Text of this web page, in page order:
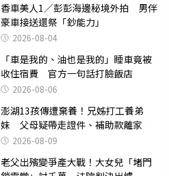
香車美人1／彭彭海邊秘境外拍 男伴
豪車接送還祭「鈔能力」
2026-08-04
「車是我的、油也是我的」睡車竟被
收住宿費 官方一句話打臉飯店
2026-08-06
澎湖13孩傳遭棄養！兄姊打工養弟
妹 父母疑帶走證件、補助款離家
2026-08-09
老父出殯變爭產大戰！大女兒「堵門